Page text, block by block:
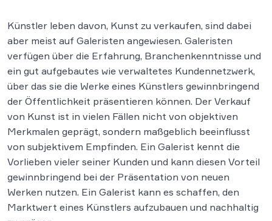
Künstler leben davon, Kunst zu verkaufen, sind dabei
aber meist auf Galeristen angewiesen. Galeristen
verfügen über die Erfahrung, Branchenkenntnisse und
ein gut aufgebautes wie verwaltetes Kundennetzwerk,
über das sie die Werke eines Künstlers gewinnbringend
der Öffentlichkeit präsentieren können. Der Verkauf
von Kunst ist in vielen Fällen nicht von objektiven
Merkmalen geprägt, sondern maßgeblich beeinflusst
von subjektivem Empfinden. Ein Galerist kennt die
Vorlieben vieler seiner Kunden und kann diesen Vorteil
gewinnbringend bei der Präsentation von neuen
Werken nutzen. Ein Galerist kann es schaffen, den
Marktwert eines Künstlers aufzubauen und nachhaltig